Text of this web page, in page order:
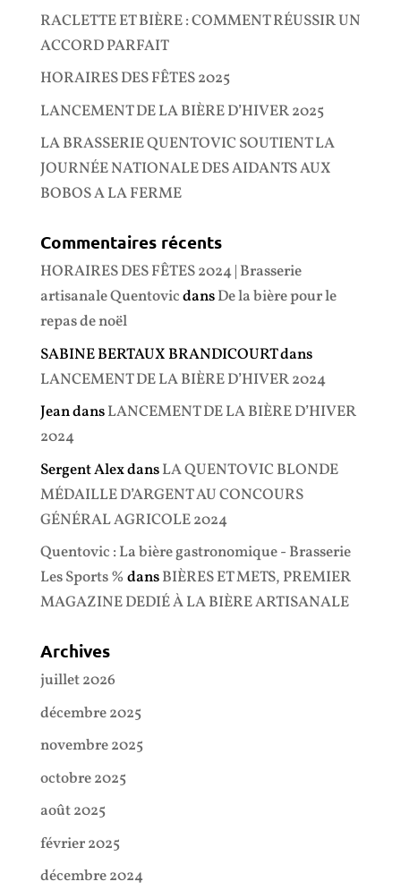
RACLETTE ET BIÈRE : COMMENT RÉUSSIR UN
ACCORD PARFAIT
HORAIRES DES FÊTES 2025
LANCEMENT DE LA BIÈRE D’HIVER 2025
LA BRASSERIE QUENTOVIC SOUTIENT LA
JOURNÉE NATIONALE DES AIDANTS AUX
BOBOS A LA FERME
Commentaires récents
HORAIRES DES FÊTES 2024 | Brasserie
artisanale QuentovicdansDe la bière pour le
repas de noël
SABINE BERTAUX BRANDICOURTdans
LANCEMENT DE LA BIÈRE D’HIVER 2024
JeandansLANCEMENT DE LA BIÈRE D’HIVER
2024
Sergent AlexdansLA QUENTOVIC BLONDE
MÉDAILLE D’ARGENT AU CONCOURS
GÉNÉRAL AGRICOLE 2024
Quentovic : La bière gastronomique - Brasserie
Les Sports % dansBIÈRES ET METS, PREMIER
MAGAZINE DEDIÉ À LA BIÈRE ARTISANALE
Archives
juillet 2026
décembre 2025
novembre 2025
octobre 2025
août 2025
février 2025
décembre 2024